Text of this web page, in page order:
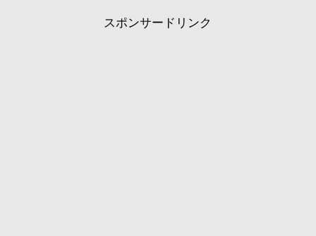
スポンサードリンク